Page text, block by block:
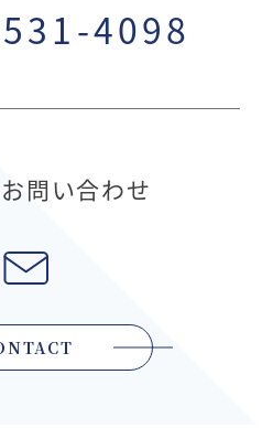
4098
問い合わせ